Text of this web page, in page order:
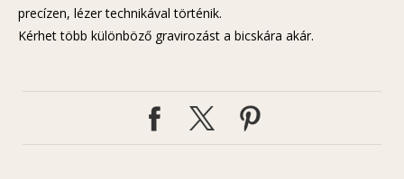
precízen, lézer technikával történik.
Kérhet több különböző gravirozást a bicskára akár.